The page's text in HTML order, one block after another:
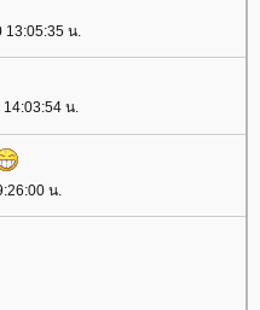
13:05:35 น.
น.
น.